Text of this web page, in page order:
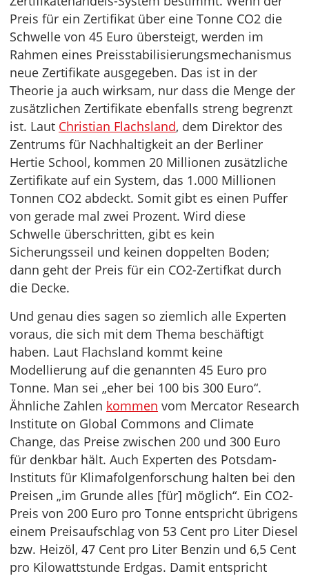
Preis für ein Zertifikat über eine Tonne CO2 die
Schwelle von 45 Euro übersteigt, werden im
Rahmen eines Preisstabilisierungsmechanismus
neue Zertifikate ausgegeben. Das ist in der
Theorie ja auch wirksam, nur dass die Menge der
zusätzlichen Zertifikate ebenfalls streng begrenzt
ist. Laut Christian Flachsland, dem Direktor des
Zentrums für Nachhaltigkeit an der Berliner
Hertie School, kommen 20 Millionen zusätzliche
Zertifikate auf ein System, das 1.000 Millionen
Tonnen CO2 abdeckt. Somit gibt es einen Puffer
von gerade mal zwei Prozent. Wird diese
Schwelle überschritten, gibt es kein
Sicherungsseil und keinen doppelten Boden;
dann geht der Preis für ein CO2-Zertifkat durch
die Decke.
Und genau dies sagen so ziemlich alle Experten
voraus, die sich mit dem Thema beschäftigt
haben. Laut Flachsland kommt keine
Modellierung auf die genannten 45 Euro pro
Tonne. Man sei „eher bei 100 bis 300 Euro“.
Ähnliche Zahlen kommen vom Mercator Research
Institute on Global Commons and Climate
Change, das Preise zwischen 200 und 300 Euro
für denkbar hält. Auch Experten des Potsdam-
Instituts für Klimafolgenforschung halten bei den
Preisen „im Grunde alles [für] möglich“. Ein CO2-
Preis von 200 Euro pro Tonne entspricht übrigens
einem Preisaufschlag von 53 Cent pro Liter Diesel
bzw. Heizöl, 47 Cent pro Liter Benzin und 6,5 Cent
pro Kilowattstunde Erdgas. Damit entspricht